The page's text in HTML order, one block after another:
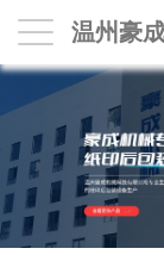
温州豪